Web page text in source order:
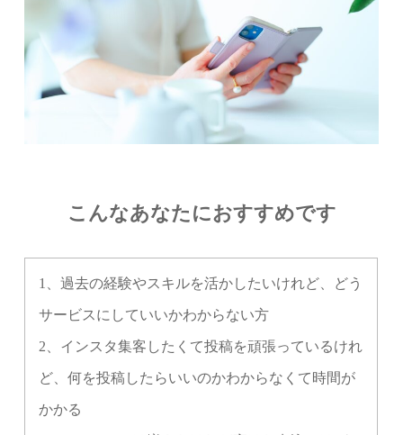
こんなあなたにおすすめです
1、過去の経験やスキルを活かしたいけれど、どう
サービスにしていいかわからない方
2、インスタ集客したくて投稿を頑張っているけれ
ど、何を投稿したらいいのかわからなくて時間が
かかる